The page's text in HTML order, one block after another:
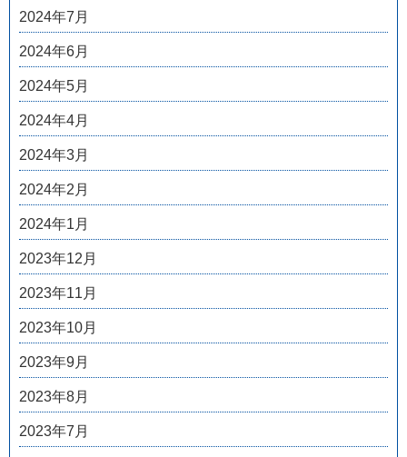
2024年7月
2024年6月
2024年5月
2024年4月
2024年3月
2024年2月
2024年1月
2023年12月
2023年11月
2023年10月
2023年9月
2023年8月
2023年7月